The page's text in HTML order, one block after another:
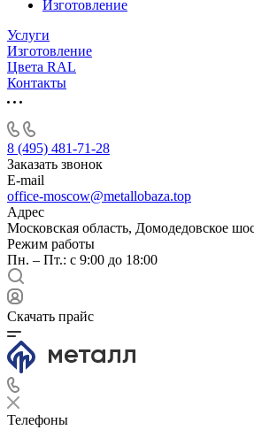
Изготовление
Услуги
Изготовление
Цвета RAL
Контакты
8 (495) 481-71-28
Заказать звонок
E-mail
office-moscow@metallobaza.top
Адрес
Московская область, Домодедовское
Режим работы
Пн. – Пт.: с 9:00 до 18:00
Скачать прайс
Телефоны